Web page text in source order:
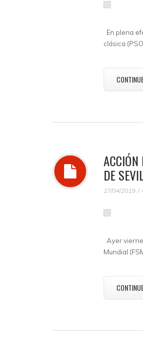
En plena
clásica
DE
27/04/2019
Ayer
Mundial